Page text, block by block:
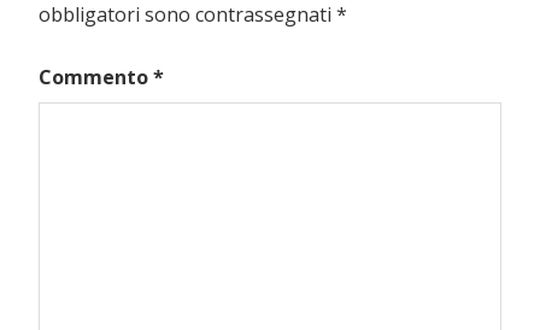
obbligatori sono contrassegnati *
Commento*